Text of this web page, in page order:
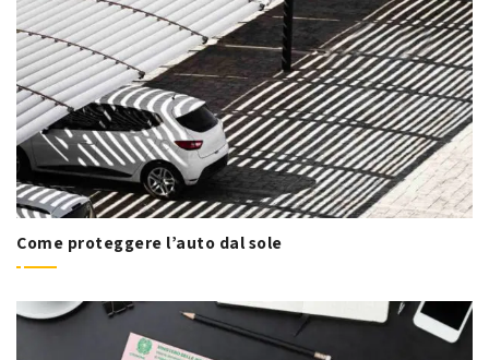
Come proteggere l’auto dal sole